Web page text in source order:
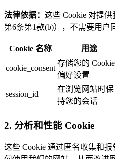
法律依据： 这些 Cookie 对提
第6条第1款(b)），不需要用户
Cookie 名称 用途
cookie_consent
存储您的 Cookie
偏好设置
session_id
在浏览网站时保
持您的会话
2. 分析和性能 Cookie
这些 Cookie 通过匿名收集和